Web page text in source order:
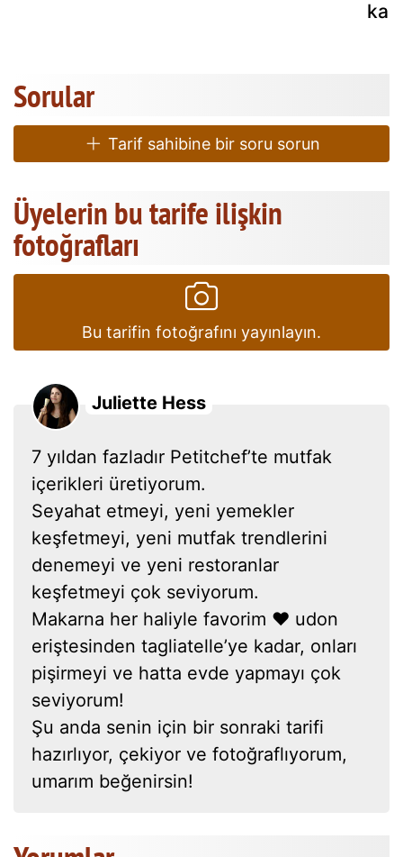
Sorular
Tarif sahibine bir soru sorun
Üyelerin bu tarife ilişkin
fotoğrafları
Bu tarifin fotoğrafını yayınlayın.
Juliette Hess
7 yıldan fazladır Petitchef’te mutfak
içerikleri üretiyorum.
Seyahat etmeyi, yeni yemekler
keşfetmeyi, yeni mutfak trendlerini
denemeyi ve yeni restoranlar
keşfetmeyi çok seviyorum.
Makarna her haliyle favorim ❤ udon
eriştesinden tagliatelle’ye kadar, onları
pişirmeyi ve hatta evde yapmayı çok
seviyorum!
Şu anda senin için bir sonraki tarifi
hazırlıyor, çekiyor ve fotoğraflıyorum,
umarım beğenirsin!